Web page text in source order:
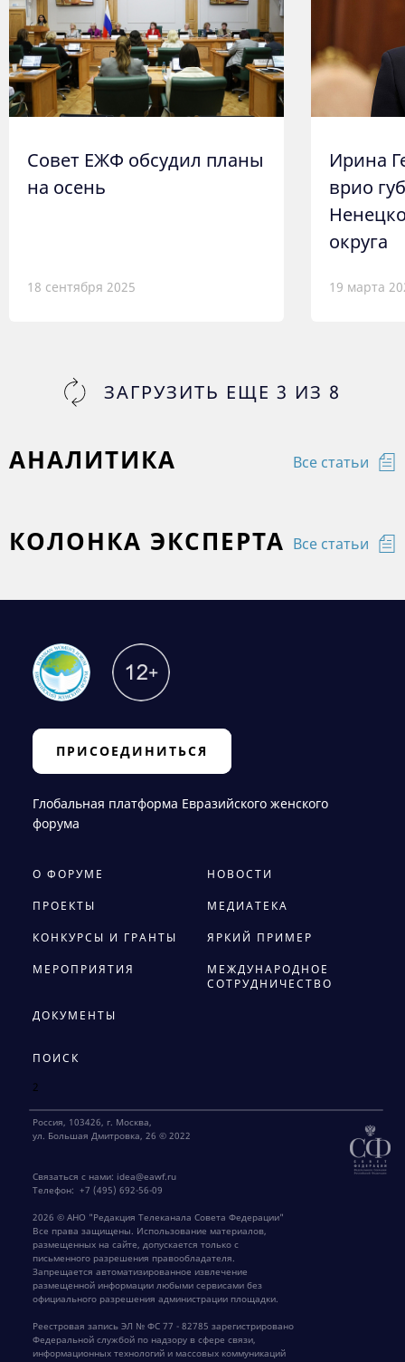
Совет ЕЖФ обсудил планы
на осень
18 сентября 2025
Ирина
врио
округа
19 марта
ЗАГРУЗИТЬ ЕЩЕ 3 ИЗ 8
АНАЛИТИКА Все статьи
КОЛОНКА ЭКСПЕРТА Все статьи
ПРИСОЕДИНИТЬСЯ
Глобальная платформа Евразийского женского
форума
О ФОРУМЕ НОВОСТИ
ПРОЕКТЫ МЕДИАТЕКА
КОНКУРСЫ И ГРАНТЫ ЯРКИЙ ПРИМЕР
МЕРОПРИЯТИЯ
МЕЖДУНАРОДНОЕ
СОТРУДНИЧЕСТВО
ДОКУМЕНТЫ
ПОИСК
2
2026 © АНО "Редакция Телеканала Совета Федерации"
Все права защищены. Использование материалов,
размещенных на сайте, допускается только с
письменного разрешения правообладателя.
Запрещается автоматизированное извлечение
размещенной информации любыми сервисами без
официального разрешения администрации площадки.
Реестровая запись ЭЛ № ФС 77 - 82785 зарегистрировано
Федеральной службой по надзору в сфере связи,
информационных технологий и массовых коммуникаций
Россия, 103426, г. Москва,
ул. Большая Дмитровка, 26 © 2022
Связаться с нами: idea@eawf.ru
Телефон: +7 (495) 692-56-09